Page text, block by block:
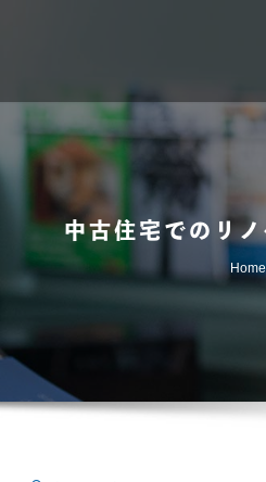
中古住宅でのリ
Home